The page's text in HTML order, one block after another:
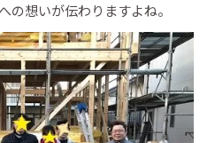
の想いが伝わりますよね。